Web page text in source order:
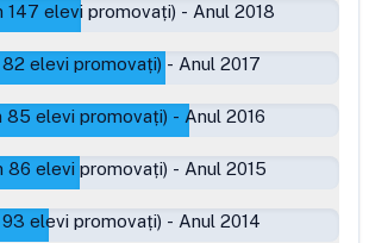
147 elevi promovați) - Anul 2018
82 elevi promovați) - Anul 2017
85 elevi promovați) - Anul 2016
86 elevi promovați) - Anul 2015
93 elevi promovați) - Anul 2014